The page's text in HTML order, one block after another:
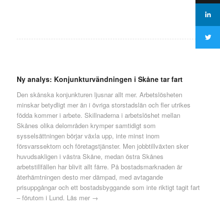
Ny analys: Konjunkturvändningen i Skåne tar fart
Den skånska konjunkturen ljusnar allt mer. Arbetslösheten
minskar betydligt mer än i övriga storstadslän och fler utrikes
födda kommer i arbete. Skillnaderna i arbetslöshet mellan
Skånes olika delområden krymper samtidigt som
sysselsättningen börjar växla upp, inte minst inom
försvarssektorn och företagstjänster. Men jobbtillväxten sker
huvudsakligen i västra Skåne, medan östra Skånes
arbetstillfällen har blivit allt färre. På bostadsmarknaden är
återhämtningen desto mer dämpad, med avtagande
prisuppgångar och ett bostadsbyggande som inte riktigt tagit fart
– förutom i Lund. Läs mer →